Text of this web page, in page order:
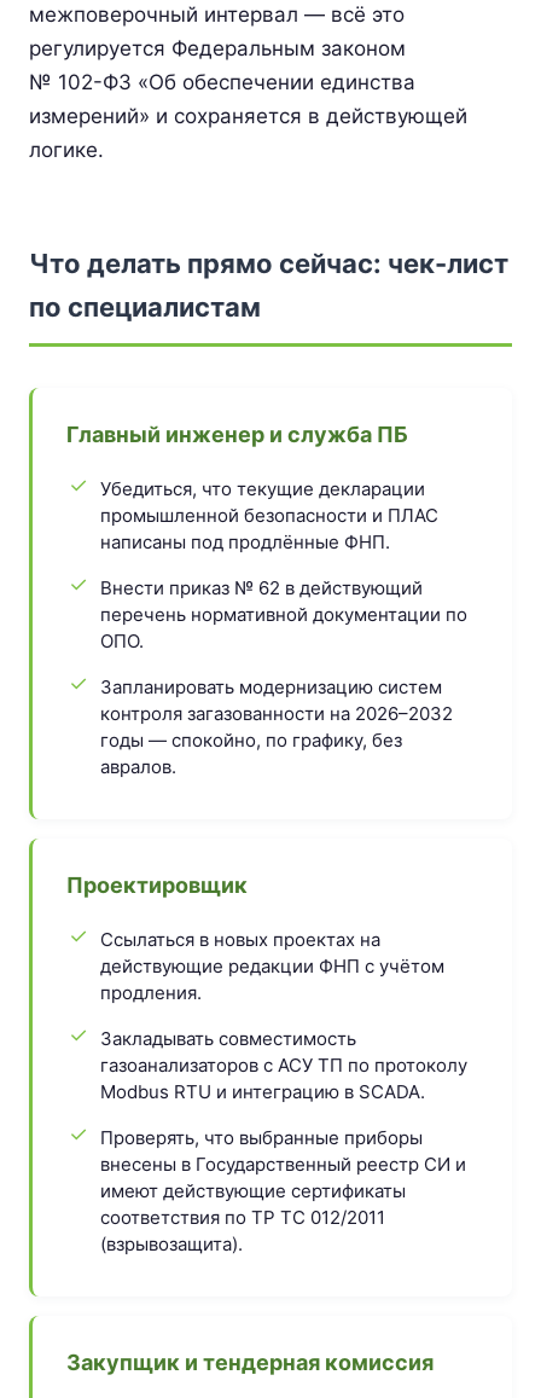
межповерочный интервал — всё это
регулируется Федеральным законом
№ 102-ФЗ «Об обеспечении единства
измерений» и сохраняется в действующей
логике.
Что делать прямо сейчас: чек-лист
по специалистам
Главный инженер и служба ПБ
Убедиться, что текущие декларации
промышленной безопасности и ПЛАС
написаны под продлённые ФНП.
Внести приказ № 62 в действующий
перечень нормативной документации по
ОПО.
Запланировать модернизацию систем
контроля загазованности на 2026–2032
годы — спокойно, по графику, без
авралов.
Проектировщик
Ссылаться в новых проектах на
действующие редакции ФНП с учётом
продления.
Закладывать совместимость
газоанализаторов с АСУ ТП по протоколу
Modbus RTU и интеграцию в SCADA.
Проверять, что выбранные приборы
внесены в Государственный реестр СИ и
имеют действующие сертификаты
соответствия по ТР ТС 012/2011
(взрывозащита).
Закупщик и тендерная комиссия